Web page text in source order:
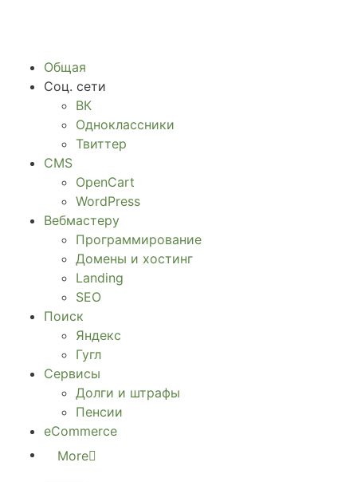
Общая
Соц. сети
ВК
Одноклассники
Твиттер
CMS
OpenCart
WordPress
Вебмастеру
Программирование
Домены и хостинг
Landing
SEO
Поиск
Яндекс
Гугл
Сервисы
Долги и штрафы
Пенсии
eCommerce
More